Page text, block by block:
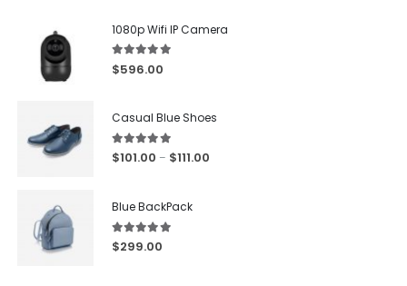
1080p Wifi IP Camera
5.00out of 5
$596.00
Casual Blue Shoes
5.00 out of 5
$101.00 – $111.00
Blue BackPack
5.00out of 5
$299.00